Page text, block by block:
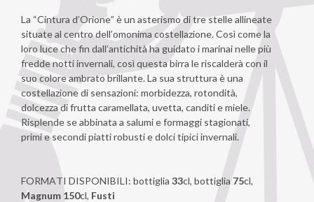
La “Cintura d’Orione” è un asterismo di tre stelle allineate
situate al centro dell’omonima costellazione. Così come la
loro luce che fin dall’antichità ha guidato i marinai nelle più
fredde notti invernali, così questa birra le riscalderà con il
suo colore ambrato brillante. La sua struttura è una
costellazione di sensazioni: morbidezza, rotondità,
dolcezza di frutta caramellata, uvetta, canditi e miele.
Risplende se abbinata a salumi e formaggi stagionati,
primi e secondi piatti robusti e dolci tipici invernali.
FORMATI DISPONIBILI: bottiglia 33cl, bottiglia 75cl,
Magnum 150cl, Fusti